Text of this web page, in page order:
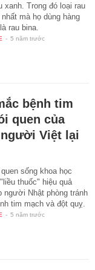
xanh. Trong đó loại rau
mà họ dùng hàng
rau bina.
- 5 năm trước
bệnh tim
quen của
Việt lại
sống khoa học
thuốc" hiệu quả
người Nhật phòng tránh
tim mạch và đột quỵ.
- 5 năm trước